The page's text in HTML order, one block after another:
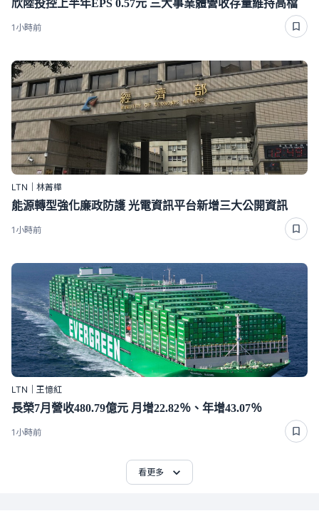
欣陸投控上半年EPS 0.57元 三大事業體營收存量維持高檔
1小時前
LTN｜林菁樺
能源轉型強化廉政防護 光電資訊平台新增三大公開資訊
1小時前
LTN｜王憶紅
長榮7月營收480.79億元 月增22.82％、年增43.07％
1小時前
看更多